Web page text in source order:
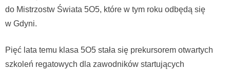
do Mistrzostw Świata 5O5, które w tym roku odbędą się
w Gdyni.
Pięć lata temu klasa 5O5 stała się prekursorem otwartych
szkoleń regatowych dla zawodników startujących